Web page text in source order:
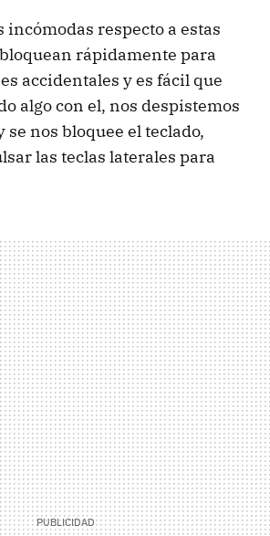
incómodas respecto a estas
rápidamente para
accidentales y es fácil que
algo con el, nos despistemos
se nos bloquee el teclado,
las teclas laterales para